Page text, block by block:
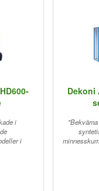
i
i
Dekoni